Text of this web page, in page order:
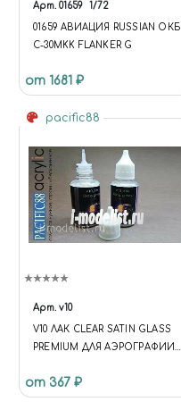
Арт. 01659 1/72
01659 АВИАЦИЯ RUSSIAN ОКБ
С-30MKK FLANKER G
от 1681 ₽
pacific88
Арт. v10
V10 ЛАК CLEAR SATIN GLASS
PREMIUM ДЛЯ АЭРОГРАФИИ
НОСИКОМ)
от 367 ₽